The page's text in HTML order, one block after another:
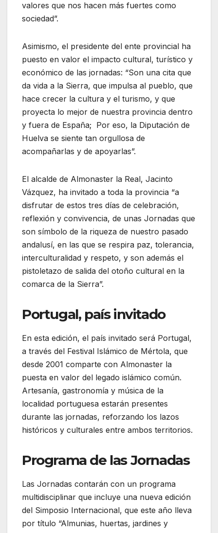
valores que nos hacen más fuertes como
sociedad”.
Asimismo, el presidente del ente provincial ha
puesto en valor el impacto cultural, turístico y
económico de las jornadas: “Son una cita que
da vida a la Sierra, que impulsa al pueblo, que
hace crecer la cultura y el turismo, y que
proyecta lo mejor de nuestra provincia dentro
y fuera de España; Por eso, la Diputación de
Huelva se siente tan orgullosa de
acompañarlas y de apoyarlas”.
El alcalde de Almonaster la Real, Jacinto
Vázquez, ha invitado a toda la provincia “a
disfrutar de estos tres días de celebración,
reflexión y convivencia, de unas Jornadas que
son símbolo de la riqueza de nuestro pasado
andalusí, en las que se respira paz, tolerancia,
interculturalidad y respeto, y son además el
pistoletazo de salida del otoño cultural en la
comarca de la Sierra”.
Portugal, país invitado
En esta edición, el país invitado será Portugal,
a través del Festival Islámico de Mértola, que
desde 2001 comparte con Almonaster la
puesta en valor del legado islámico común.
Artesanía, gastronomía y música de la
localidad portuguesa estarán presentes
durante las jornadas, reforzando los lazos
históricos y culturales entre ambos territorios.
Programa de las Jornadas
Las Jornadas contarán con un programa
multidisciplinar que incluye una nueva edición
del Simposio Internacional, que este año lleva
por título “Almunias, huertas, jardines y